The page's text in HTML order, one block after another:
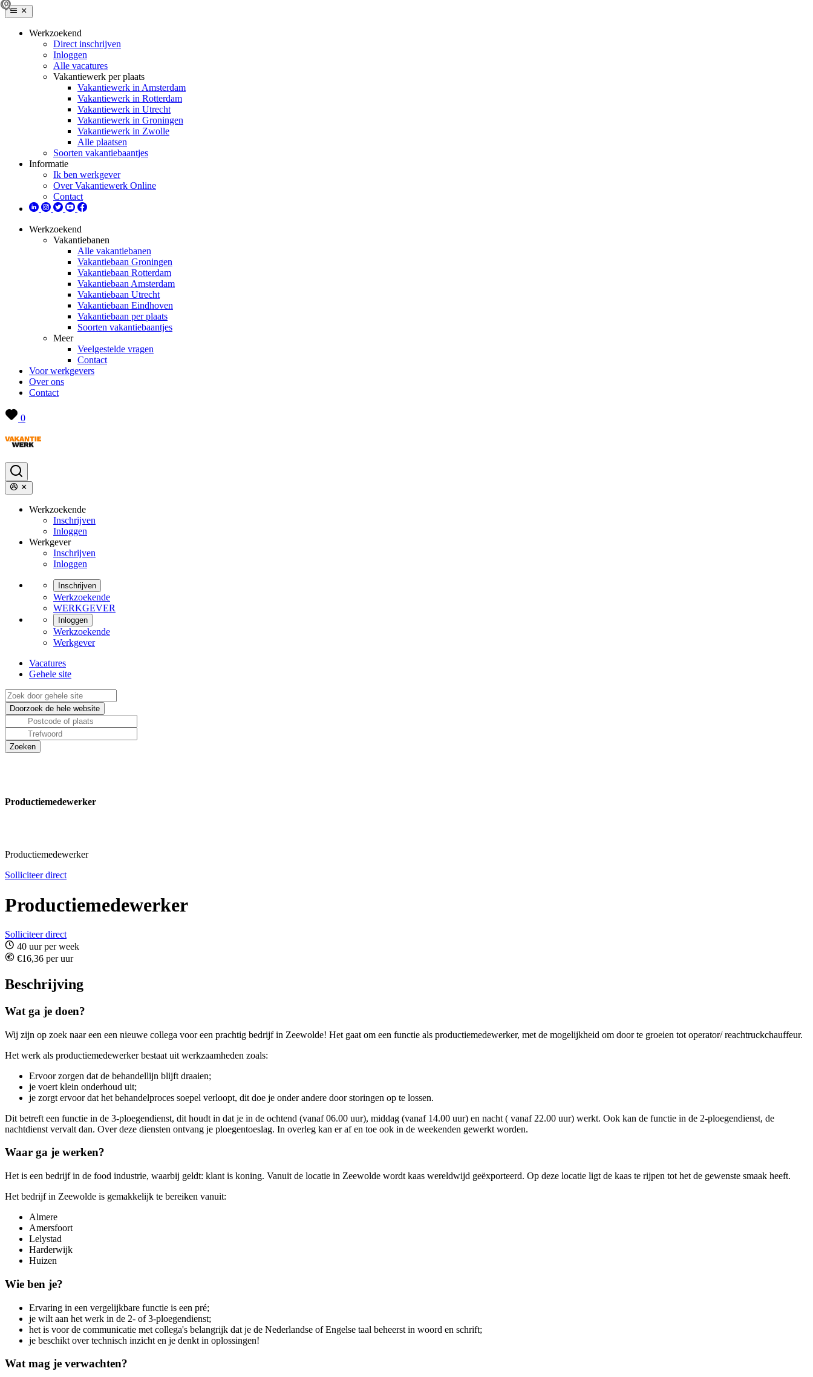
Werkzoekend
Direct inschrijven
Inloggen
Alle vacatures
Vakantiewerk per plaats
Vakantiewerk in Amsterdam
Vakantiewerk in Rotterdam
Vakantiewerk in Utrecht
Vakantiewerk in Groningen
Vakantiewerk in Zwolle
Alle plaatsen
Soorten vakantiebaantjes
Informatie
Ik ben werkgever
Over Vakantiewerk Online
Contact
Werkzoekend
Vakantiebanen
Alle vakantiebanen
Vakantiebaan Groningen
Vakantiebaan Rotterdam
Vakantiebaan Amsterdam
Vakantiebaan Utrecht
Vakantiebaan Eindhoven
Vakantiebaan per plaats
Soorten vakantiebaantjes
Meer
Veelgestelde vragen
Contact
Voor werkgevers
Over ons
Contact
0
Werkzoekende
Inschrijven
Inloggen
Werkgever
Inschrijven
Inloggen
Inschrijven
Werkzoekende
WERKGEVER
Inloggen
Werkzoekende
Werkgever
Vacatures
Gehele site
Productiemedewerker
Productiemedewerker
Solliciteer direct
Productiemedewerker
Solliciteer direct
40 uur per week
€16,36 per uur
Beschrijving
Wat ga je doen?
Wij zijn op zoek naar een een nieuwe collega voor een prachtig bedrijf in Zeewolde! Het gaat om een functie als productiemedewerker, met de mogelijkheid om door te groeien tot operator/ reachtruckchauffeur.
Het werk als productiemedewerker bestaat uit werkzaamheden zoals:
Ervoor zorgen dat de behandellijn blijft draaien;
je voert klein onderhoud uit;
je zorgt ervoor dat het behandelproces soepel verloopt, dit doe je onder andere door storingen op te lossen.
Dit betreft een functie in de 3-ploegendienst, dit houdt in dat je in de ochtend (vanaf 06.00 uur), middag (vanaf 14.00 uur) en nacht ( vanaf 22.00 uur) werkt. Ook kan de functie in de 2-ploegendienst, de
nachtdienst vervalt dan. Over deze diensten ontvang je ploegentoeslag. In overleg kan er af en toe ook in de weekenden gewerkt worden.
Waar ga je werken?
Het is een bedrijf in de food industrie, waarbij geldt: klant is koning. Vanuit de locatie in Zeewolde wordt kaas wereldwijd geëxporteerd. Op deze locatie ligt de kaas te rijpen tot het de gewenste smaak heeft.
Het bedrijf in Zeewolde is gemakkelijk te bereiken vanuit:
Almere
Amersfoort
Lelystad
Harderwijk
Huizen
Wie ben je?
Ervaring in een vergelijkbare functie is een pré;
je wilt aan het werk in de 2- of 3-ploegendienst;
het is voor de communicatie met collega's belangrijk dat je de Nederlandse of Engelse taal beheerst in woord en schrift;
je beschikt over technisch inzicht en je denkt in oplossingen!
Wat mag je verwachten?